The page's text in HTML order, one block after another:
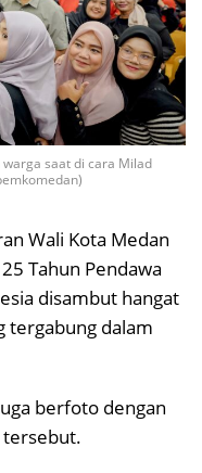
saat di cara Milad
Wali Kota Medan
Tahun Pendawa
disambut hangat
tergabung dalam
berfoto dengan
tersebut.